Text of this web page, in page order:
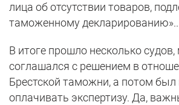
лица об отсутствии товаров,
таможенному
В итоге прошло несколько
соглашался с решением в
Брестской таможни, а потом был
оплачивать экспертизу. Да,